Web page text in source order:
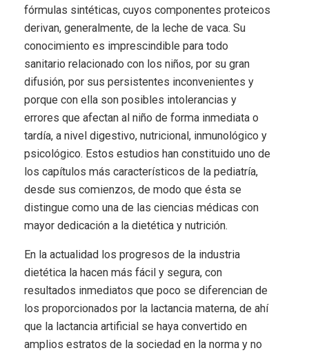
fórmulas sintéticas, cuyos componentes proteicos
derivan, generalmente, de la leche de vaca. Su
conocimiento es imprescindible para todo
sanitario relacionado con los niños, por su gran
difusión, por sus persistentes inconvenientes y
porque con ella son posibles intolerancias y
errores que afectan al niño de forma inmediata o
tardía, a nivel digestivo, nutricional, inmunológico y
psicológico. Estos estudios han constituido uno de
los capítulos más característicos de la pediatría,
desde sus comienzos, de modo que ésta se
distingue como una de las ciencias médicas con
mayor dedicación a la dietética y nutrición.
En la actualidad los progresos de la industria
dietética la hacen más fácil y segura, con
resultados inmediatos que poco se diferencian de
los proporcionados por la lactancia materna, de ahí
que la lactancia artificial se haya convertido en
amplios estratos de la sociedad en la norma y no